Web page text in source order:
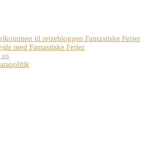
til rejsebloggen Fantastiske Ferier
med Fantastiske Ferier
os